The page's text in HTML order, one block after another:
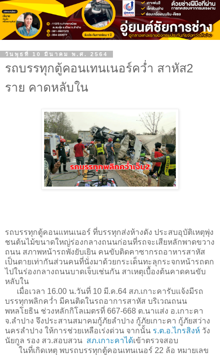
วันพุธที่ 10 มีนาคม พ.ศ. 2564
รถบรรทุกตู้คอนเทนเนอร์คว่ำ สาหัส2
ราย คาดหลับใน
รถบรรทุกตู้คอนแทนเนอร์ ที่บรรทุกส่งห้างดัง ประสบอุบัติเหตุพุ่ง
ชนต้นไม้ขนาดใหญ่ร่องกลางถนนก่อนที่รถจะเสียหลักพาดขวาง
ถนน สภาพหน้ารถพังยับเยิน คนขับติดคาซากรถอาหารสาหัส
เป็นตายเท่ากันส่วนคนที่นั่งมาด้วยกระเด็นทะลุกระจกหน้ารถตก
ไปในร่องกลางถนนบาดเจ็บเช่นกัน สาเหตุเบื้องต้นคาดคนขับ
หลับใน
เมื่อเวลา 16.00 น.วันที่ 10 มี.ค.64 สภ.เกาะคารับแจ้งมีรถ
บรรทุกพลิกคว่ำ มีคนติดในรถอาการสาหัส บริเวณถนน
พหลโยธิน ช่วงหลักกิโลเมตรที่ 667-668 ต.นาแส่ง อ.เกาะคา
จ.ลำปาง จึงประสานสมาคมกู้ภัยลำปาง กู้ภัยเกาะคา กู้ภัยสว่าง
นครลำปาง ให้การช่วยเหลือเร่งด่วน จากนั้น ร.ต.อ.ไกรสิงห์ วัง
นัยกูล รอง สว.สอบสวน สภ.เกาะคาได้เข้าตรวจสอบ
ในที่เกิดเหตุ พบรถบรรทุกตู้คอนเทนเนอร์ 22 ล้อ หมายเลข